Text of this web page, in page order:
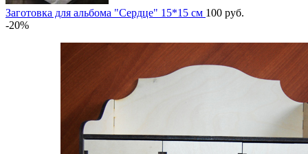
Заготовка для альбома "Сердце" 15*15 см 100 руб.
-20%